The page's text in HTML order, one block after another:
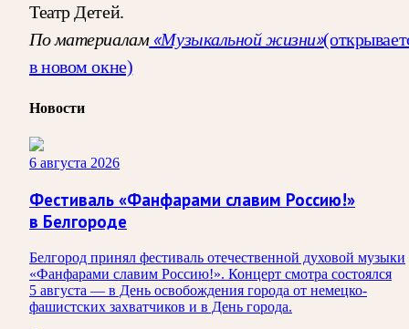
Театр Детей.
По материалам«Музыкальной жизни»
в новом окне)
Новости
6 августа 2026
Фестиваль «Фанфарами славим Россию!»
в Белгороде
Белгород принял фестиваль отечественной духовой музыки
«Фанфарами славим Россию!». Концерт смотра состоялся
5 августа — в День освобождения города от немецко-
фашистских захватчиков и в День города.